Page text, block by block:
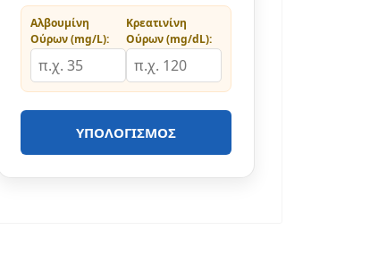
Αλβουμίνη
Ούρων (mg/L):
Κρεατινίνη
Ούρων (mg/dL):
ΥΠΟΛΟΓΙΣΜΌΣ